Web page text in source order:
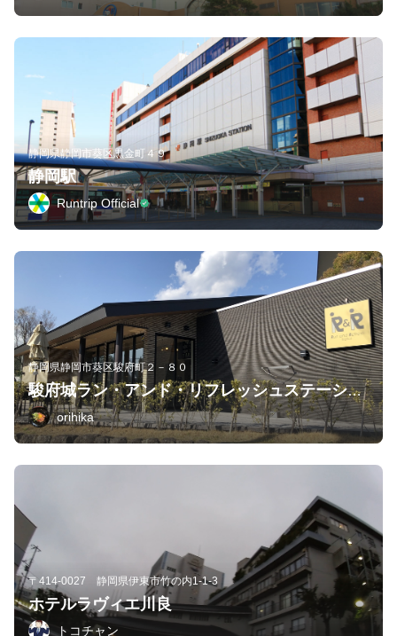
静岡県静岡市葵区黒金町４９
静岡駅
Runtrip Official
静岡県静岡市葵区駿府町２－８０
駿府城ラン・アンド・リフレッシュステーション
orihika
〒414-0027 静岡県伊東市竹の内1-1-3
ホテルラヴィエ川良
トコチャン